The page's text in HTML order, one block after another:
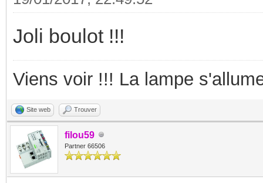
Joli boulot !!!
Viens voir !!! La lampe
Site web Trouver
filou59
Partner 66506